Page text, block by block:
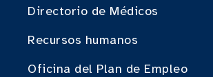
Directorio de Médicos
Recursos humanos
Oficina del Plan de Empleo